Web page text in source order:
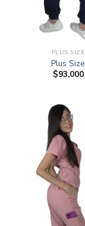
PLUS SIZE
Plus Size
$93,000